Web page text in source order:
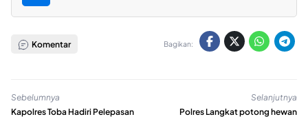
Komentar Bagikan:
Sebelumnya
Kapolres Toba Hadiri Pelepasan
Selanjutnya
Polres Langkat potong hewan